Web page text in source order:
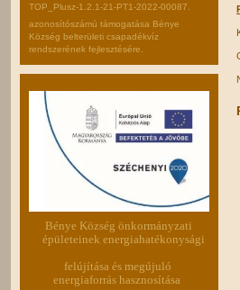
TOP_Plusz-1.2.1-21-PT1-2022-00087.
azonosítószámú támogatása Bénye
Község belterületi csapadékvíz
rendszerének fejlesztésére.
Bénye Község önkormányzati
épületeinek energiahatékonysági
felújítása és megújuló
energiaforrás hasznosítása